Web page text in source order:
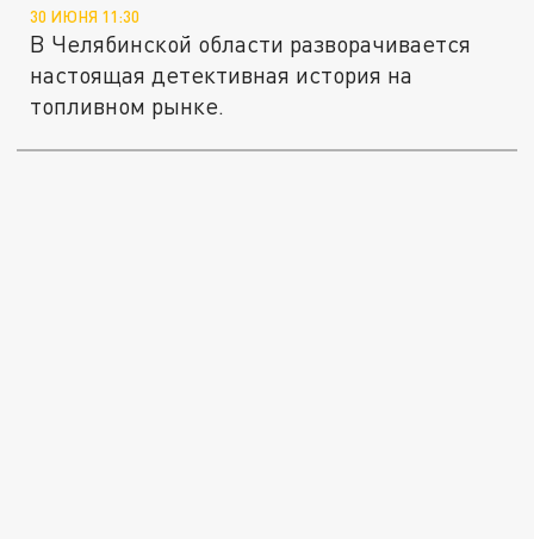
30 ИЮНЯ 11:30
В Челябинской области разворачивается
настоящая детективная история на
топливном рынке.